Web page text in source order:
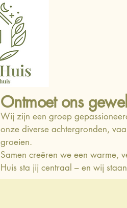
Ontmoet ons
Wij zijn een groep
onze diverse achtergronden,
groeien.
Samen creëren we een warme,
Huis sta jij centraal – en wij